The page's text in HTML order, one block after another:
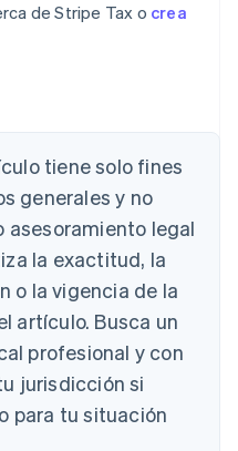
de Stripe Tax o crea
tiene solo fines
generales y no
asesoramiento legal
la exactitud, la
o la vigencia de la
artículo. Busca un
profesional y con
jurisdicción si
para tu situación